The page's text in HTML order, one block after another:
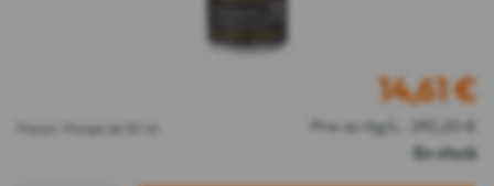
Flacon-Pompe de 50 ml
14,61€
Prix au Kg/L : 292,20 €
En stock